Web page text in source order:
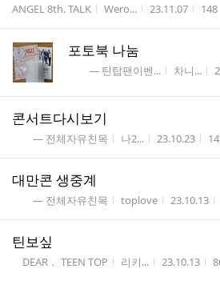
게시판명
ANGEL 8th. TALK 작성자
Wero... 작성시간
23.11.07 조회
148
포토북 나눔
게시판명
― 틴탑팬이벤... 작성자
차니...
콘서트다시보기
게시판명
― 전체자유친목 작성자
나2... 작성시간
23.10.23 조
대만콘 생중계
게시판명
― 전체자유친목 작성자
toplove 작성시간
23.10.13
틴보싶
게시판명
DEAR． TEEN TOP 작성자
리키... 작성시간
23.10.13